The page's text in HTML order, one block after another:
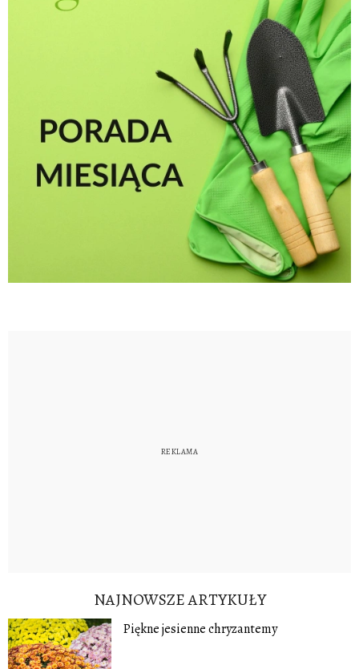
NAJNOWSZE ARTYKUŁY
Piękne jesienne chryzantemy